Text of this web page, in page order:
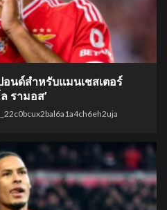
นด์สำหรับแมนเชสเตอร์
รามอส’